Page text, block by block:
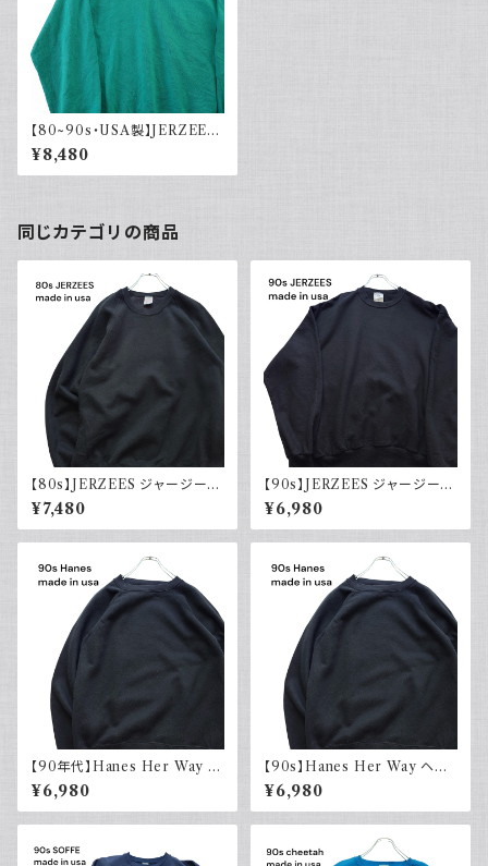
【80~90s・USA製】JERZEES
ジャージーズ 無地スウェット タ
ーコイズ
¥8,480
同じカテゴリの商品
【80s】JERZEES ジャージーズ
Plain sweatshirt 無地スウェッ
ト ブラック 黒 ラグランスリーブ
USA製 古着
¥7,480
【90s】JERZEES ジャージーズ
Plain sweatshirt 無地スウェッ
ト ブラック 黒 USA製 古着
¥6,980
【90年代】Hanes Her Way ヘ
インズ Plain sweatshirt 無地
スウェット ブラック 黒 ラグラン
スリーブ USA製 アメリカ古着
¥6,980
【90s】Hanes Her Way ヘイ
ンズ Plain sweatshirt 無地ス
ウェット ブラック 黒 ラグランス
リーブ USA製 古着
¥6,980